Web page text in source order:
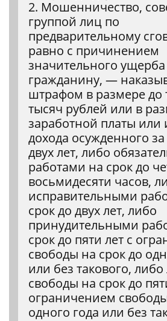
2. Мошенничество,
группой лиц по
предварительному
равно с причинением
значительного ущерба
гражданину, —
штрафом в размере до
тысяч рублей или в
заработной платы или
дохода осужденного
двух лет, либо
работами на срок до
восьмидесяти часов,
исправительными
срок до двух лет, либо
принудительными
срок до пяти лет с
свободы на срок до
или без такового,
свободы на срок до
ограничением
одного года или без